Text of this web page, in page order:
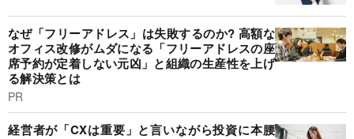
なぜ「フリーアドレス」は失敗するのか? 高額な
オフィス改修がムダになる「フリーアドレスの座
席予約が定着しない元凶」と組織の生産性を上げ
る解決策とは
PR
経営者が「CXは重要」と言いながら投資に本腰